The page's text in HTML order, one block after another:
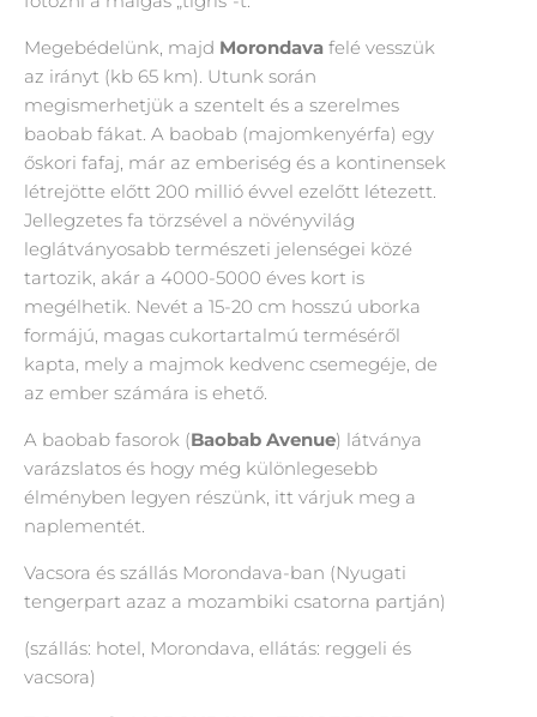
Megebédelünk, majd Morondava felé vesszük
az irányt (kb 65 km). Utunk során
megismerhetjük a szentelt és a szerelmes
baobab fákat. A baobab (majomkenyérfa) egy
őskori fafaj, már az emberiség és a kontinensek
létrejötte előtt 200 millió évvel ezelőtt létezett.
Jellegzetes fa törzsével a növényvilág
leglátványosabb természeti jelenségei közé
tartozik, akár a 4000-5000 éves kort is
megélhetik. Nevét a 15-20 cm hosszú uborka
formájú, magas cukortartalmú terméséről
kapta, mely a majmok kedvenc csemegéje, de
az ember számára is ehető.
A baobab fasorok (Baobab Avenue) látványa
varázslatos és hogy még különlegesebb
élményben legyen részünk, itt várjuk meg a
naplementét.
Vacsora és szállás Morondava-ban (Nyugati
tengerpart azaz a mozambiki csatorna partján)
(szállás: hotel, Morondava, ellátás: reggeli és
vacsora)